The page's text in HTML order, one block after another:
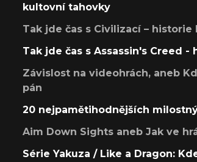
kultovní tahovky
Tak jde čas s Civilizací –
Tak jde čas s Assassin's Creed -
Závislost na videohrách, aneb
pán
20 nejpamětihodnějších
Aim Down Sights aneb Jak ve
Série Yakuza / Like a Dragon: